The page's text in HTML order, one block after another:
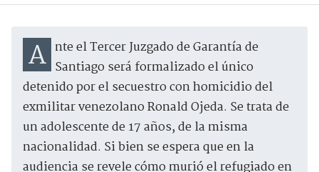
Ante el Tercer Juzgado de Garantía de Santiago será formalizado el único
detenido por el secuestro con homicidio del
exmilitar venezolano Ronald Ojeda. Se trata de
un adolescente de 17 años, de la misma
nacionalidad. Si bien se espera que en la
audiencia se revele cómo murió el refugiado en